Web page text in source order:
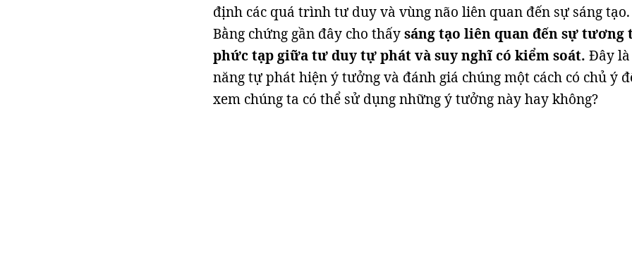
định các quá trình tư duy và vùng não liên quan đến sự sáng tạo.
Bằng chứng gần đây cho thấysáng tạo liên quan đến sự tương
phức tạp giữa tư duy tự phát và suy nghĩ có kiểm soát. Đây
năng tự phát hiện ý tưởng và đánh giá chúng một cách có chủ ý
xem chúng ta có thể sử dụng những ý tưởng này hay không?